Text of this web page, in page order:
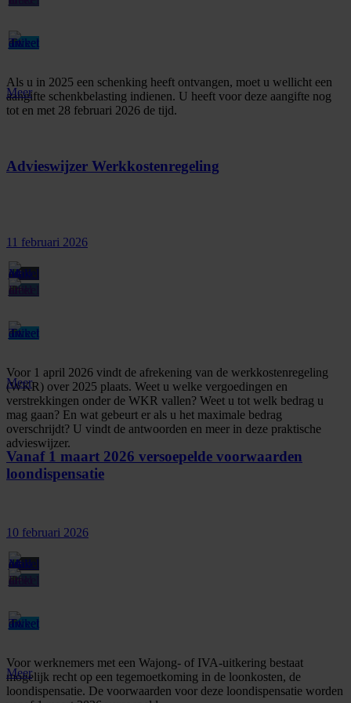
Als u in 2025 een schenking heeft ontvangen, moet u wellicht een
aangifte schenkbelasting indienen. U heeft voor deze aangifte nog
tot en met 28 februari 2026 de tijd.
Meer
Advieswijzer Werkkostenregeling
11 februari 2026
Voor 1 april 2026 vindt de afrekening van de werkkostenregeling
(WKR) over 2025 plaats. Weet u welke vergoedingen en
verstrekkingen onder de WKR vallen? Weet u tot welk bedrag u
mag gaan? En wat gebeurt er als u het maximale bedrag
overschrijdt? U vindt de antwoorden en meer in deze praktische
advieswijzer.
Meer
Vanaf 1 maart 2026 versoepelde voorwaarden
loondispensatie
10 februari 2026
Voor werknemers met een Wajong- of IVA-uitkering bestaat
mogelijk recht op een tegemoetkoming in de loonkosten, de
loondispensatie. De voorwaarden voor deze loondispensatie worden
Meer